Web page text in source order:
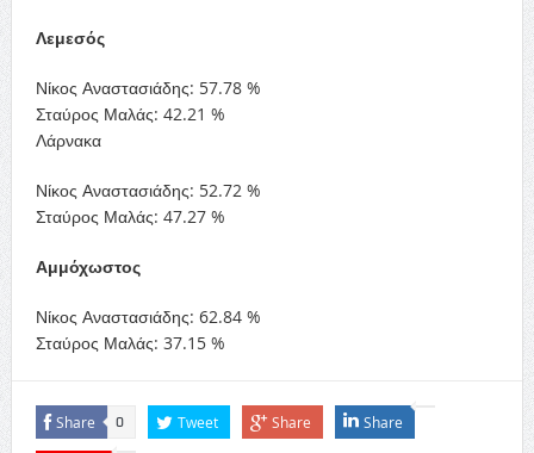
Λεμεσός
Νίκος Αναστασιάδης: 57.78 %
Σταύρος Μαλάς: 42.21 %
Λάρνακα
Νίκος Αναστασιάδης: 52.72 %
Σταύρος Μαλάς: 47.27 %
Αμμόχωστος
Νίκος Αναστασιάδης: 62.84 %
Σταύρος Μαλάς: 37.15 %
Share 0 Tweet Share Share